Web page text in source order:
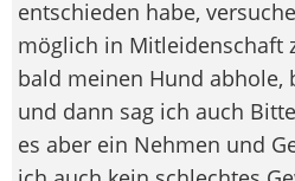
entschieden habe,
möglich in Mitleidenschaft
bald meinen Hund abhole,
und dann sag ich auch
es aber ein Nehmen und